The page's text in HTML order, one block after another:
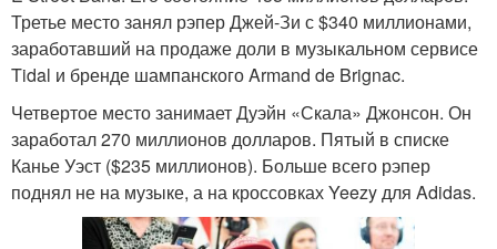
Третье место занял рэпер Джей-Зи с $340 миллионами,
заработавший на продаже доли в музыкальном сервисе
Tidal и бренде шампанского Armand de Brignac.
Четвертое место занимает Дуэйн «Скала» Джонсон. Он
заработал 270 миллионов долларов. Пятый в списке
Канье Уэст ($235 миллионов). Больше всего рэпер
поднял не на музыке, а на кроссовках Yeezy для Adidas.